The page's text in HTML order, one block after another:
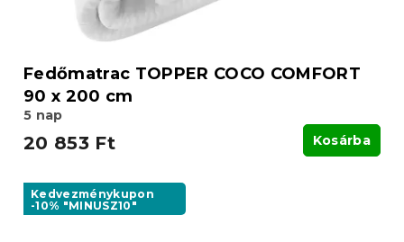
Fedőmatrac TOPPER COCO COMFORT
90 x 200 cm
5 nap
20 853 Ft Kosárba
Kedvezménykupon
-10% "MINUSZ10"